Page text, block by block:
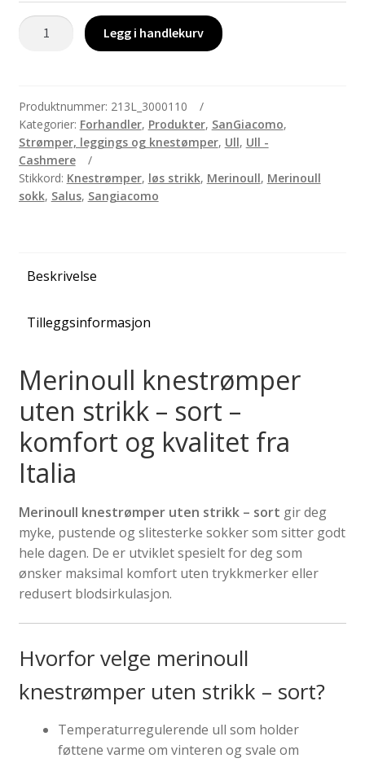
Merinoull
knestrømper
-
Sort
antall
Legg i handlekurv
Produktnummer: 213L_3000110
Kategorier: Forhandler, Produkter, SanGiacomo,
Strømper, leggings og knestømper, Ull, Ull -
Cashmere
Stikkord: Knestrømper, løs strikk, Merinoull, Merinoull
sokk, Salus, Sangiacomo
Beskrivelse
Tilleggsinformasjon
Merinoull knestrømper
uten strikk – sort –
komfort og kvalitet fra
Italia
Merinoull knestrømper uten strikk – sort gir deg
myke, pustende og slitesterke sokker som sitter godt
hele dagen. De er utviklet spesielt for deg som
ønsker maksimal komfort uten trykkmerker eller
redusert blodsirkulasjon.
Hvorfor velge merinoull
knestrømper uten strikk – sort?
Temperaturregulerende ull som holder
føttene varme om vinteren og svale om